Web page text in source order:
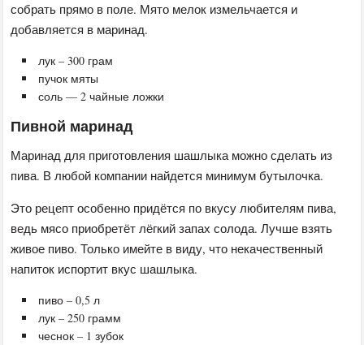
собрать прямо в поле. Мято мелок измельчается и
добавляется в маринад.
лук – 300 грам
пучок мяты
соль — 2 чайные ложки
Пивной маринад
Маринад для приготовления шашлыка можно сделать из
пива. В любой компании найдется минимум бутылочка.
Это рецепт особенно придётся по вкусу любителям пива,
ведь мясо приобретёт лёгкий запах солода. Лучше взять
живое пиво. Только имейте в виду, что некачественный
напиток испортит вкус шашлыка.
пиво – 0,5 л
лук – 250 грамм
чеснок – 1 зубок